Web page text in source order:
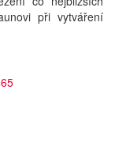
při vytváření